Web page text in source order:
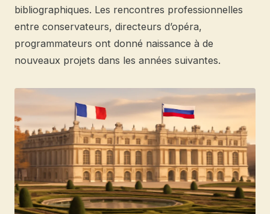
bibliographiques. Les rencontres professionnelles
entre conservateurs, directeurs d’opéra,
programmateurs ont donné naissance à de
nouveaux projets dans les années suivantes.